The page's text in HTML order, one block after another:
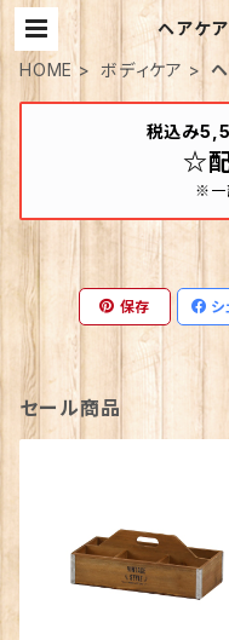
ヘアケ
HOME
ボディケア
税込み
☆
※一
保存 シ
セール商品